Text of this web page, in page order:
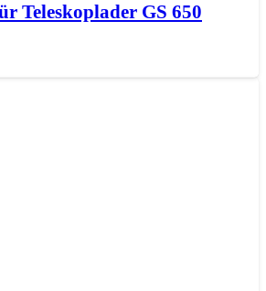
Teleskoplader GS 650